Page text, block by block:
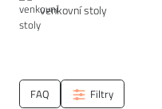
venkovní stoly
FAQ Filtry